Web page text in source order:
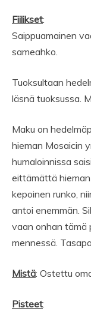
Fiilikset:
Saippuamainen
sameahko.
Tuoksultaan
läsnä tuoksussa.
Maku on
hieman Mosaicin
humaloinnissa
eittämättä hieman
kepoinen runko,
antoi enemmän.
vaan onhan tämä
mennessä.
Mistä: Ostettu
Pisteet: